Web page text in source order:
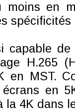
en
spécificités
capable
H.265
en MST.
en
4K dans